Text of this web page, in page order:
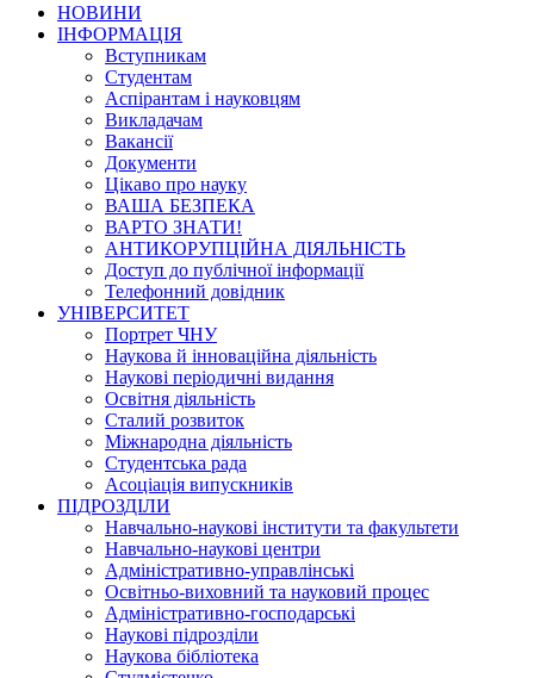
НОВИНИ
ІНФОРМАЦІЯ
Вступникам
Студентам
Аспірантам і науковцям
Викладачам
Вакансії
Документи
Цікаво про науку
ВАША БЕЗПЕКА
ВАРТО ЗНАТИ!
АНТИКОРУПЦІЙНА ДІЯЛЬНІСТЬ
Доступ до публічної інформації
Телефонний довідник
УНІВЕРСИТЕТ
Портрет ЧНУ
Наукова й інноваційна діяльність
Наукові періодичні видання
Освітня діяльність
Сталий розвиток
Міжнародна діяльність
Студентська рада
Асоціація випускників
ПІДРОЗДІЛИ
Навчально-наукові інститути та факультети
Навчально-наукові центри
Адміністративно-управлінські
Освітньо-виховний та науковий процес
Адміністративно-господарські
Наукові підрозділи
Наукова бібліотека